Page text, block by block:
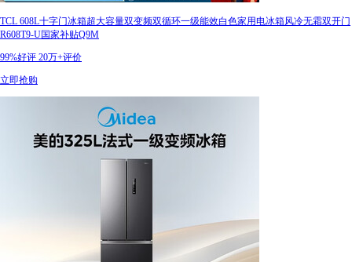
TCL 608L十字门冰箱超大容量双变频双循环一级能效白色家用电冰箱风冷无霜双开门
R608T9-U国家补贴Q9M
99%好评 20万+评价
立即抢购